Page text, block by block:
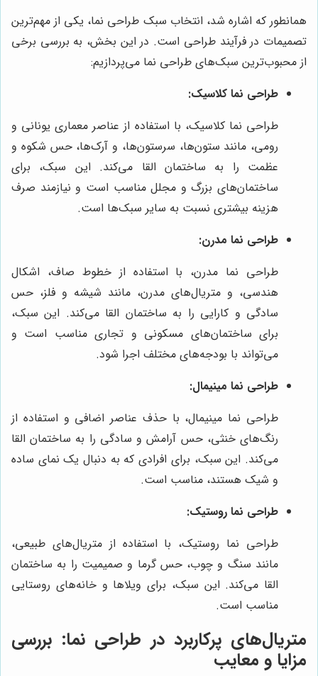
همانطور که اشاره شد، انتخاب سبک طراحی نما، یکی از مهم‌ترین
تصمیمات در فرآیند طراحی است. در این بخش، به بررسی برخی
از محبوب‌ترین سبک‌های طراحی نما می‌پردازیم:
طراحی نما کلاسیک:
طراحی نما کلاسیک، با استفاده از عناصر معماری یونانی و
رومی، مانند ستون‌ها، سرستون‌ها، و آرک‌ها، حس شکوه و
عظمت را به ساختمان القا می‌کند. این سبک، برای
ساختمان‌های بزرگ و مجلل مناسب است و نیازمند صرف
هزینه بیشتری نسبت به سایر سبک‌ها است.
طراحی نما مدرن:
طراحی نما مدرن، با استفاده از خطوط صاف، اشکال
هندسی، و متریال‌های مدرن، مانند شیشه و فلز، حس
سادگی و کارایی را به ساختمان القا می‌کند. این سبک،
برای ساختمان‌های مسکونی و تجاری مناسب است و
می‌تواند با بودجه‌های مختلف اجرا شود.
طراحی نما مینیمال:
طراحی نما مینیمال، با حذف عناصر اضافی و استفاده از
رنگ‌های خنثی، حس آرامش و سادگی را به ساختمان القا
می‌کند. این سبک، برای افرادی که به دنبال یک نمای ساده
و شیک هستند، مناسب است.
طراحی نما روستیک:
طراحی نما روستیک، با استفاده از متریال‌های طبیعی،
مانند سنگ و چوب، حس گرما و صمیمیت را به ساختمان
القا می‌کند. این سبک، برای ویلاها و خانه‌های روستایی
مناسب است.
متریال‌های پرکاربرد در طراحی نما: بررسی
مزایا و معایب